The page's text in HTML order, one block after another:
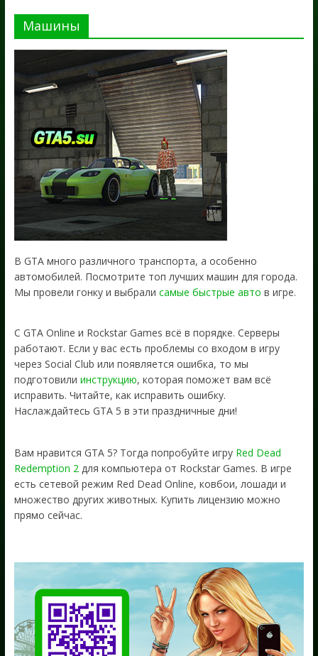
Машины
В GTA много различного транспорта, а особенно
автомобилей. Посмотрите топ лучших машин для города.
Мы провели гонку и выбрали самые быстрые авто в игре.
С GTA Online и Rockstar Games всё в порядке. Серверы
работают. Если у вас есть проблемы со входом в игру
через Social Club или появляется ошибка, то мы
подготовили инструкцию, которая поможет вам всё
исправить. Читайте, как исправить ошибку.
Наслаждайтесь GTA 5 в эти праздничные дни!
Вам нравится GTA 5? Тогда попробуйте игру Red Dead
Redemption 2для компьютера от Rockstar Games. В игре
есть сетевой режим Red Dead Online, ковбои, лошади и
множество других животных. Купить лицензию можно
прямо сейчас.